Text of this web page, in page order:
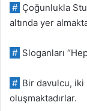
# Çoğunlukla
altında yer
# Sloganları
# Bir davulcu, iki
oluşmaktadırlar.